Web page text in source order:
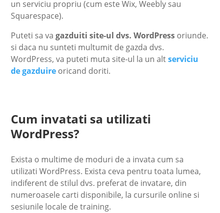
un serviciu propriu (cum este Wix, Weebly sau
Squarespace).
Puteti sa vagazduiti site-ul dvs. WordPress oriunde.
si daca nu sunteti multumit de gazda dvs.
WordPress, va puteti muta site-ul la un altserviciu
de gazduire oricand doriti.
Cum invatati sa utilizati
WordPress?
Exista o multime de moduri de a invata cum sa
utilizati WordPress. Exista ceva pentru toata lumea,
indiferent de stilul dvs. preferat de invatare, din
numeroasele carti disponibile, la cursurile online si
sesiunile locale de training.